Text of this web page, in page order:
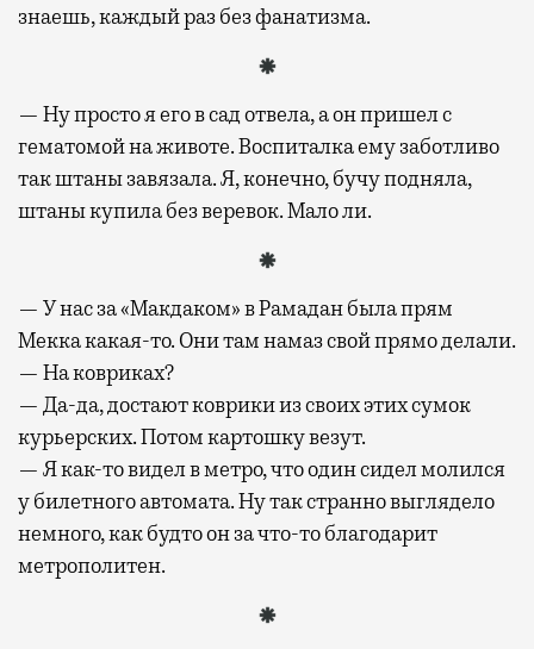
знаешь, каждый раз без фанатизма.
— Ну просто я его в сад отвела, а он пришел с
гематомой на животе. Воспиталка ему заботливо
так штаны завязала. Я, конечно, бучу подняла,
штаны купила без веревок. Мало ли.
— У нас за «Макдаком» в Рамадан была прям
Мекка какая-то. Они там намаз свой прямо делали.
— На ковриках?
— Да-да, достают коврики из своих этих сумок
курьерских. Потом картошку везут.
— Я как-то видел в метро, что один сидел молился
у билетного автомата. Ну так странно выглядело
немного, как будто он за что-то благодарит
метрополитен.